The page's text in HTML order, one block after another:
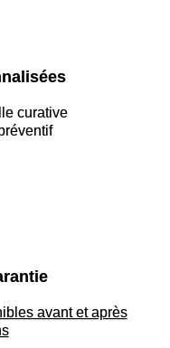
curative
avant et après